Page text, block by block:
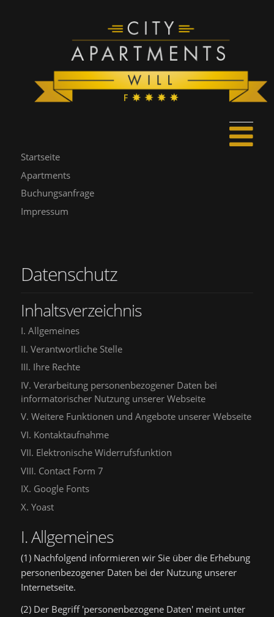
Startseite
Apartments
Buchungsanfrage
Impressum
Datenschutz
Inhaltsverzeichnis
I. Allgemeines
II. Verantwortliche Stelle
III. Ihre Rechte
IV. Verarbeitung personenbezogener Daten bei
informatorischer Nutzung unserer Webseite
V. Weitere Funktionen und Angebote unserer Webseite
VI. Kontaktaufnahme
VII. Elektronische Widerrufsfunktion
VIII. Contact Form 7
IX. Google Fonts
X. Yoast
I. Allgemeines
(1) Nachfolgend informieren wir Sie über die Erhebung
personenbezogener Daten bei der Nutzung unserer
Internetseite.
(2) Der Begriff 'personenbezogene Daten' meint unter